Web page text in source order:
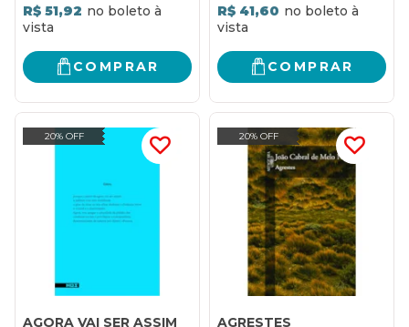
R$ 51,92
COMPRAR
R$ 41,60
COMPRAR
20% OFF
AGORA VAI SER ASSIM
20% OFF
AGRESTES